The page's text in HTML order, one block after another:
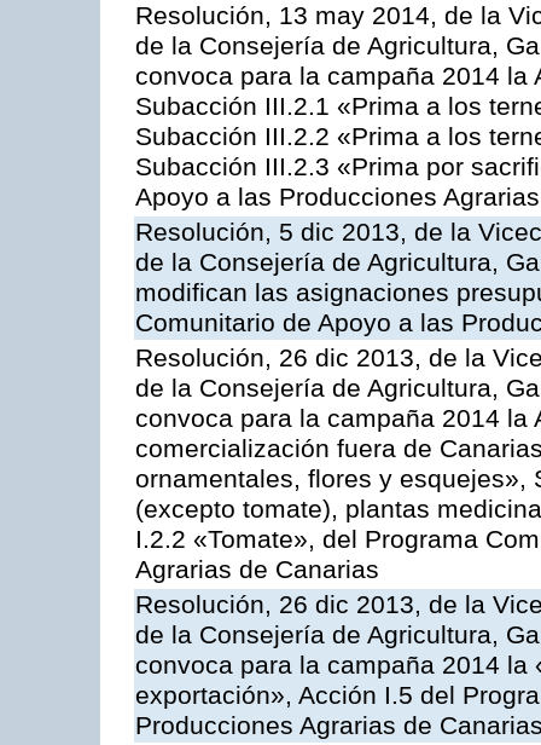
Resolución, 13 may 2014, de la
de la Consejería de Agricultura,
convoca para la campaña 2014
Subacción III.2.1 «Prima a los
Subacción III.2.2 «Prima a los
Subacción III.2.3 «Prima por
Apoyo a las Producciones
Resolución, 5 dic 2013, de la
de la Consejería de Agricultura,
modifican las asignaciones
Comunitario de Apoyo a las
Resolución, 26 dic 2013, de la
de la Consejería de Agricultura,
convoca para la campaña 2014 la
comercialización fuera de
ornamentales, flores y esquejes»,
(excepto tomate), plantas
I.2.2 «Tomate», del Programa
Agrarias de Canarias
Resolución, 26 dic 2013, de la
de la Consejería de Agricultura,
convoca para la campaña 2014
exportación», Acción I.5 del
Producciones Agrarias de